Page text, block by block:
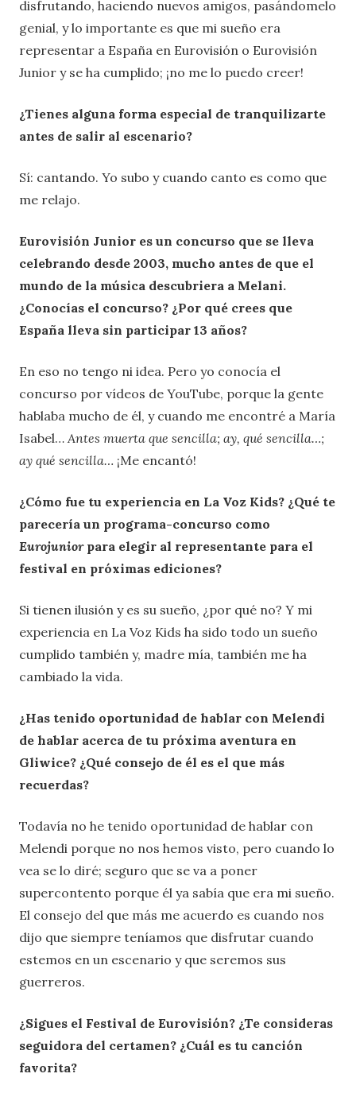
disfrutando, haciendo nuevos amigos, pasándomelo
genial, y lo importante es que mi sueño era
representar a España en Eurovisión o Eurovisión
Junior y se ha cumplido; ¡no me lo puedo creer!
¿Tienes alguna forma especial de tranquilizarte
antes de salir al escenario?
Sí: cantando. Yo subo y cuando canto es como que
me relajo.
Eurovisión Junior es un concurso que se lleva
celebrando desde 2003, mucho antes de que el
mundo de la música descubriera a Melani.
¿Conocías el concurso? ¿Por qué crees que
España lleva sin participar 13 años?
En eso no tengo ni idea. Pero yo conocía el
concurso por vídeos de YouTube, porque la gente
hablaba mucho de él, y cuando me encontré a María
Isabel… Antes muerta que sencilla; ay, qué sencilla…;
ay qué sencilla… ¡Me encantó!
¿Cómo fue tu experiencia en La Voz Kids? ¿Qué te
parecería un programa-concurso como
Eurojuniorpara elegir al representante para el
festival en próximas ediciones?
Si tienen ilusión y es su sueño, ¿por qué no? Y mi
experiencia en La Voz Kids ha sido todo un sueño
cumplido también y, madre mía, también me ha
cambiado la vida.
¿Has tenido oportunidad de hablar con Melendi
de hablar acerca de tu próxima aventura en
Gliwice? ¿Qué consejo de él es el que más
recuerdas?
Todavía no he tenido oportunidad de hablar con
Melendi porque no nos hemos visto, pero cuando lo
vea se lo diré; seguro que se va a poner
supercontento porque él ya sabía que era mi sueño.
El consejo del que más me acuerdo es cuando nos
dijo que siempre teníamos que disfrutar cuando
estemos en un escenario y que seremos sus
guerreros.
¿Sigues el Festival de Eurovisión? ¿Te consideras
seguidora del certamen? ¿Cuál es tu canción
favorita?